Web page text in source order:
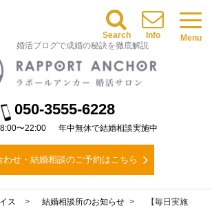
婚活ブログで成婚の秘訣を徹底解説
050-3555-6228
〜22:00 年中無休で結婚相談実施中
わせ・結婚相談のご予約はこちら
Menu
Info
Search
ス 結婚相談所のお知らせ
【毎日実施